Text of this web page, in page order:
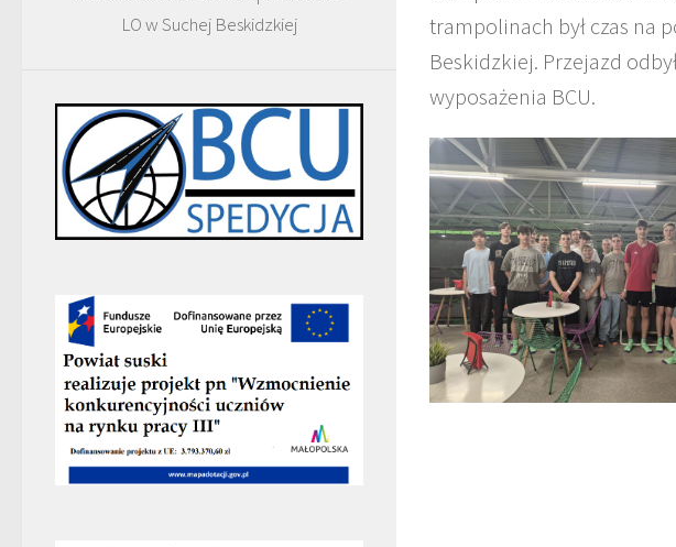
trampolinach był czas na
Beskidzkiej. Przejazd
wyposażenia BCU.
LO w Suchej Beskidzkiej